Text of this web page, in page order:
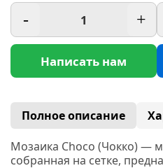
- +
Написать нам
Полное описание
Мозаика Choco (Чокко) —
собранная на сетке,